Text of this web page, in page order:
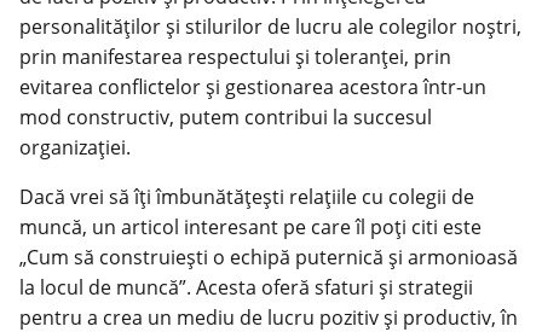
personalităților și stilurilor de lucru ale colegilor noștri,
prin manifestarea respectului și toleranței, prin
evitarea conflictelor și gestionarea acestora într-un
mod constructiv, putem contribui la succesul
organizației.
Dacă vrei să îți îmbunătățești relațiile cu colegii de
muncă, un articol interesant pe care îl poți citi este
„Cum să construiești o echipă puternică și armonioasă
la locul de muncă”. Acesta oferă sfaturi și strategii
pentru a crea un mediu de lucru pozitiv și productiv, în